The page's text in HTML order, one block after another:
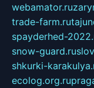
webamator.ru
trade-farm.ru
spayderhed-
snow-guard.ru
shkurki-
ecolog.org.ru